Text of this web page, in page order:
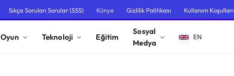
Sıkça Sorulan Sorular (SSS) Künye Gizlilik Politikası Kullanım Koşulları
Oyun Teknoloji Eğitim
Sosyal
Medya
EN